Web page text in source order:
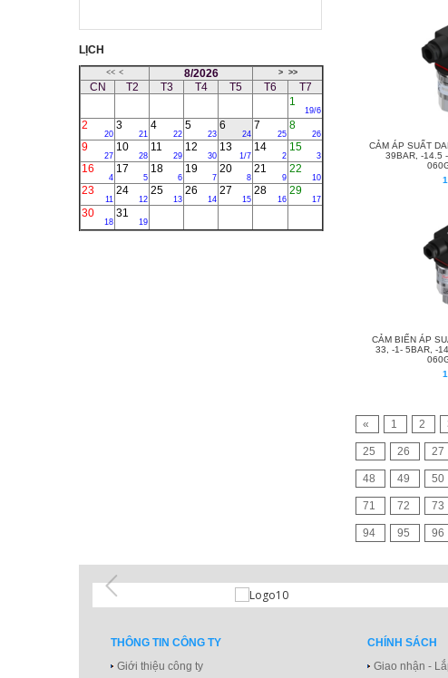
LỊCH
<< < 8/2026 > >>
CN T2 T3 T4 T5 T6
T7
1
19/6
2
20
3
21
4
22
5
23
6
24
7
25
8
26
9
27
10
28
11
29
12
30
13
1/7
14
2
15
3
16
4
17
5
18
6
19
7
20
8
21
9
22
10
23
11
24
12
25
13
26
14
27
15
28
16
29
17
30
18
31
19
CẢM ÁP SUẤT
39BAR, -14.5
CẢM BIẾN ÁP
33, -1- 5BAR, -
« 1 2
25 26 27
48 49 50
71 72 73
94 95 96
THÔNG TIN CÔNG TY
Giới thiệu công ty
CHÍNH SÁCH
Giao nhận -